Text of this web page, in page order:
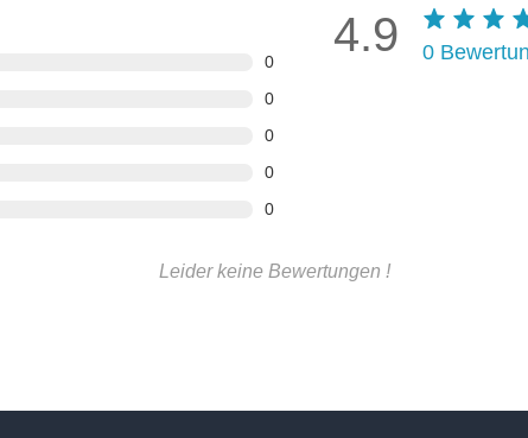
0
0
0
0
0
4.9 0
Leider keine Bewertungen !